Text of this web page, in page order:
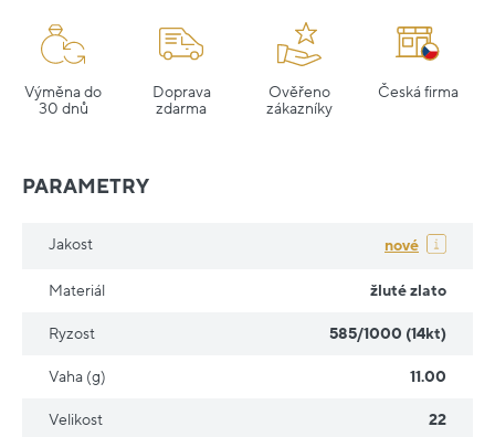
Výměna do
30 dnů
Doprava
zdarma
Ověřeno
zákazníky
Česká firma
PARAMETRY
Jakost nové
Materiál žluté zlato
Ryzost 585/1000 (14kt)
Vaha (g) 11.00
Velikost 22